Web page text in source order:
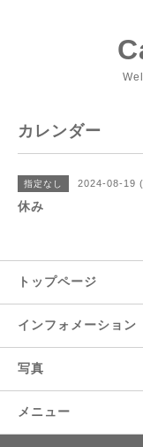
カレンダー
指定なし 2024-08-19
休み
トップページ
インフォメーション
写真
メニュー